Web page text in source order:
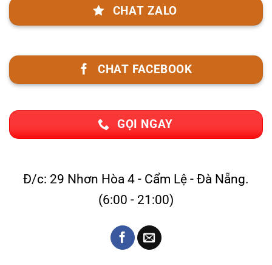
CHAT ZALO
CHAT FACEBOOK
GỌI NGAY
Đ/c: 29 Nhơn Hòa 4 - Cẩm Lệ - Đà Nẵng.
(6:00 - 21:00)